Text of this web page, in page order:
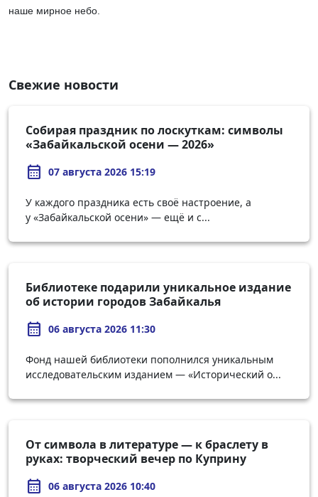
наше мирное небо.
Свежие новости
Собирая праздник по лоскуткам: символы
«Забайкальской осени — 2026»
calendar_month 07 августа 2026 15:19
У каждого праздника есть своё настроение, а
у «Забайкальской осени» — ещё и с...
Библиотеке подарили уникальное издание
об истории городов Забайкалья
calendar_month 06 августа 2026 11:30
Фонд нашей библиотеки пополнился уникальным
исследовательским изданием — «Исторический о...
От символа в литературе — к браслету в
руках: творческий вечер по Куприну
calendar_month 06 августа 2026 10:40